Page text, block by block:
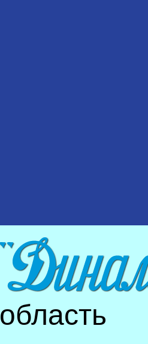
область